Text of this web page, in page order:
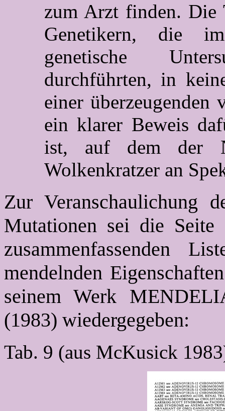
zum Arzt finden. Die
Genetikern, die
genetische
durchführten, in
einer
ein klarer Beweis
ist, auf dem der
Wolkenkratzer an
Zur Veranschaulichung
Mutationen sei die
zusammenfassenden
mendelnden
seinem Werk
(1983) wiedergegeben:
Tab. 9 (aus McKusick